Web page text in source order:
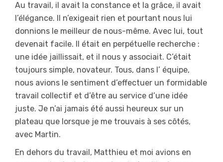
Au travail, il avait la constance et la grâce, il avait
l’élégance. Il n’exigeait rien et pourtant nous lui
donnions le meilleur de nous-même. Avec lui, tout
devenait facile. Il était en perpétuelle recherche :
une idée jaillissait, et il nous y associait. C’était
toujours simple, novateur. Tous, dans l’ équipe,
nous avions le sentiment d’effectuer un formidable
travail collectif et d’être au service d’une idée
juste. Je n’ai jamais été aussi heureux sur un
plateau que lorsque je me trouvais à ses côtés,
avec Martin.
En dehors du travail, Matthieu et moi avions en